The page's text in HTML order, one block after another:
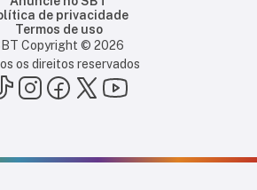
de privacidade
Termos de uso
Copyright © 2026
os direitos reservados